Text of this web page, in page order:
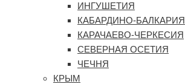
ИНГУШЕТИЯ
КАБАРДИНО-БАЛКАРИЯ
КАРАЧАЕВО-ЧЕРКЕСИЯ
СЕВЕРНАЯ ОСЕТИЯ
ЧЕЧНЯ
КРЫМ